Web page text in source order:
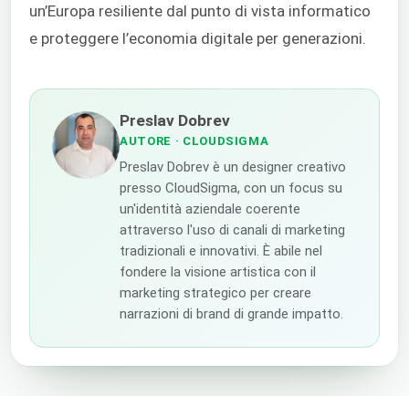
un’Europa resiliente dal punto di vista informatico
e proteggere l’economia digitale per generazioni.
Preslav Dobrev
AUTORE · CLOUDSIGMA
Preslav Dobrev è un designer creativo
presso CloudSigma, con un focus su
un'identità aziendale coerente
attraverso l'uso di canali di marketing
tradizionali e innovativi. È abile nel
fondere la visione artistica con il
marketing strategico per creare
narrazioni di brand di grande impatto.